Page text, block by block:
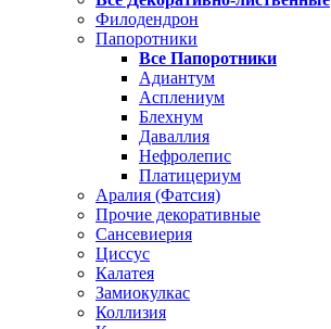
Филодендрон
Папоротники
Все Папоротники
Адиантум
Асплениум
Блехнум
Даваллия
Нефролепис
Платицериум
Аралия (Фатсия)
Прочие декоративные
Сансевиерия
Циссус
Калатея
Замиокулкас
Коллизия